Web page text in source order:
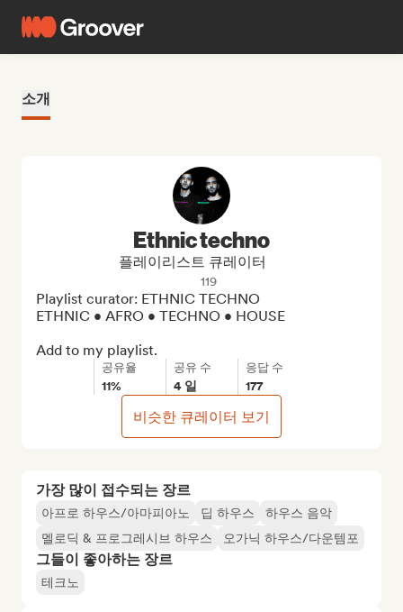
소개
가장 많이 접수되는 장르
아프로 하우스/아마피아노 딥 하우스
하우스 음악
멜로딕 & 프로그레시브 하우스
오가닉 하우스/다운템포
그들이 좋아하는 장르
테크노
Ethnic techno
플레이리스트 큐레이터
119
Playlist curator: ETHNIC TECHNO
ETHNIC • AFRO • TECHNO • HOUSE
Add to my playlist.
공유율
11%
공유 수
4 일
응답 수
177
비슷한 큐레이터 보기